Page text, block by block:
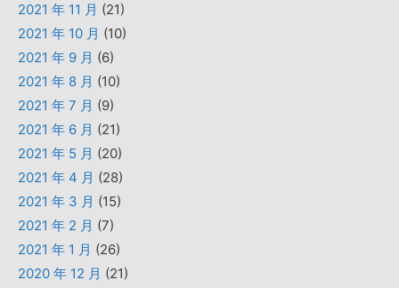
2021 年 11 月 (21)
2021 年 10 月 (10)
2021 年 9 月 (6)
2021 年 8 月 (10)
2021 年 7 月 (9)
2021 年 6 月 (21)
2021 年 5 月 (20)
2021 年 4 月 (28)
2021 年 3 月 (15)
2021 年 2 月 (7)
2021 年 1 月 (26)
2020 年 12 月 (21)